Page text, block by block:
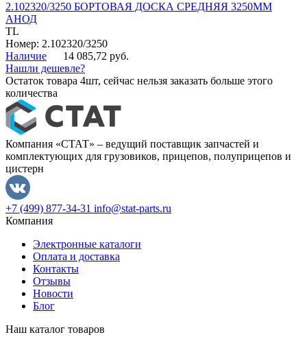
2.102320/3250 БОРТОВАЯ ДОСКА СРЕДНЯЯ 3250ММ
АНОД
TL
Номер: 2.102320/3250
Наличие
14 085,72 руб.
Нашли дешевле?
Остаток товара 4шт, сейчас нельзя заказать больше этого
количества
Компания «СТАТ» – ведущий поставщик запчастей и
комплектующих для грузовиков, прицепов, полуприцепов и
цистерн
+7 (499) 877-34-31 info@stat-parts.ru
Компания
Электронные каталоги
Оплата и доставка
Контакты
Отзывы
Новости
Блог
Наш каталог товаров